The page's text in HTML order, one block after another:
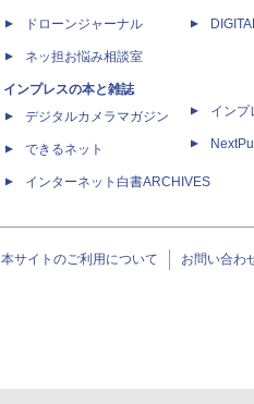
ドローンジャーナル
ネッ担お悩み相談室
インプレスの本と雑誌
デジタルカメラマガジン
できるネット
インターネット白書ARCHIVES
インプ
本サイトのご利用について お問い合わ